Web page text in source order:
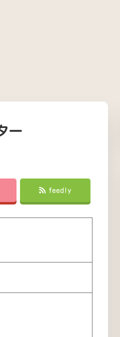
ー
feedly